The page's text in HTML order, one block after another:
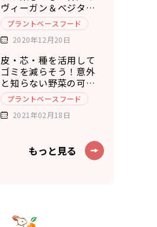
ヴィーガン＆ベジタリ
アンカフェ7選
プラントベースフード
2020年12月20日
皮・芯・種を活用して
ゴミを減らそう！意外
と知らない野菜の可食
部12選
プラントベースフード
2021年02月18日
もっと見る